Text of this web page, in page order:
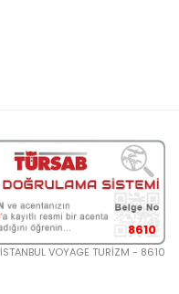
8610
İSTANBUL VOYAGE TURİZM - 8610